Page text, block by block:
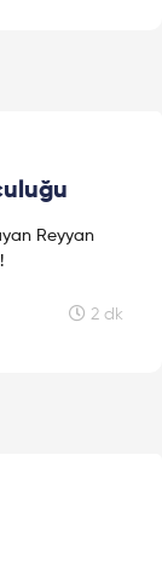
Reyyan
2 dk